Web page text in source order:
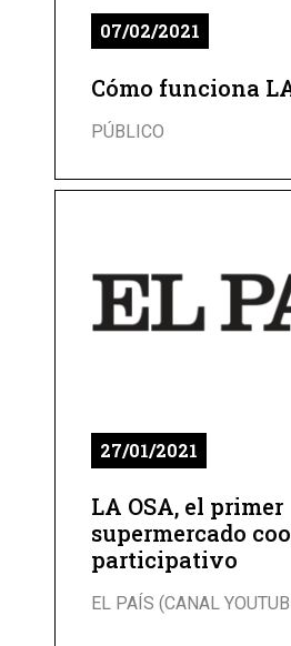
07/02/2021
Cómo funciona
PÚBLICO
27/01/2021
LA OSA, el primer
supermercado
participativo
EL PAÍS (CANAL